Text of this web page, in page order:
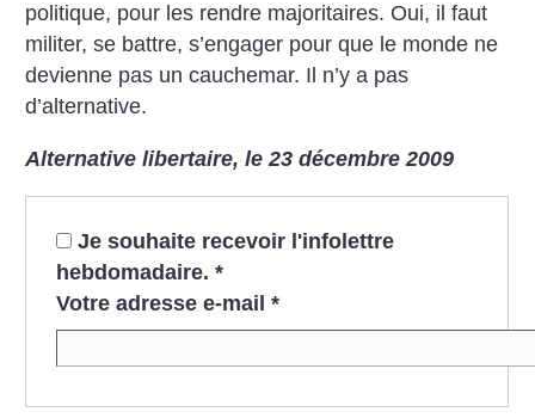
politique, pour les rendre majoritaires. Oui, il faut
militer, se battre, s’engager pour que le monde ne
devienne pas un cauchemar. Il n’y a pas
d’alternative.
Alternative libertaire, le 23 décembre 2009
Je souhaite recevoir l'infolettre
hebdomadaire. *
Votre adresse e-mail *